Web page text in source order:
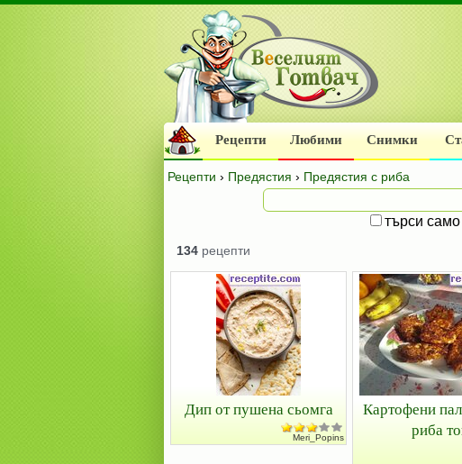
Рецепти Любими Снимки
Рецепти › Предястия › Предястия с риба
търси
134 рецепти
Дип от пушена сьомга
Meri_Popins
Картофени
риба